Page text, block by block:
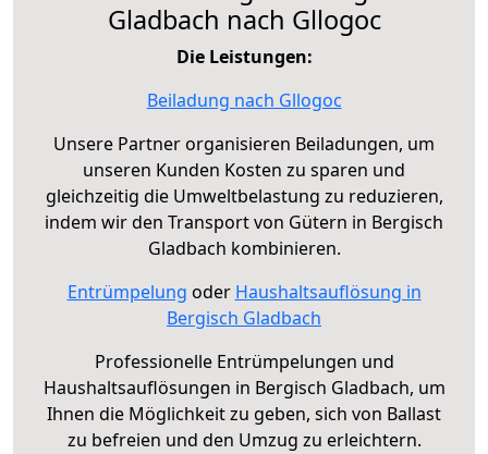
Gladbach nach Gllogoc
Die Leistungen:
Beiladung nach Gllogoc
Unsere Partner organisieren Beiladungen, um
unseren Kunden Kosten zu sparen und
gleichzeitig die Umweltbelastung zu reduzieren,
indem wir den Transport von Gütern in Bergisch
Gladbach kombinieren.
Entrümpelung oder Haushaltsauflösung in
Bergisch Gladbach
Professionelle Entrümpelungen und
Haushaltsauflösungen in Bergisch Gladbach, um
Ihnen die Möglichkeit zu geben, sich von Ballast
zu befreien und den Umzug zu erleichtern.